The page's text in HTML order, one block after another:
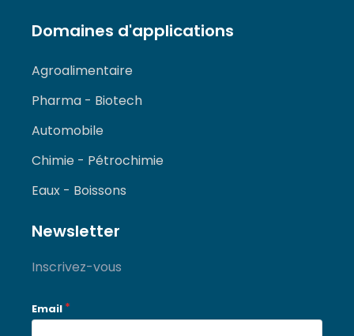
Domaines d'applications
Agroalimentaire
Pharma - Biotech
Automobile
Chimie - Pétrochimie
Eaux - Boissons
Newsletter
Inscrivez-vous
Email